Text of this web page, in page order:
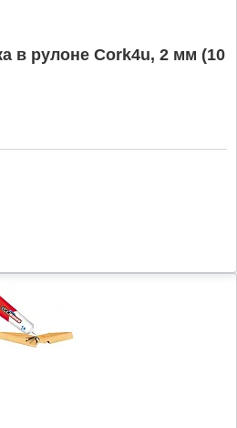
в рулоне Cork4u, 2 мм (10